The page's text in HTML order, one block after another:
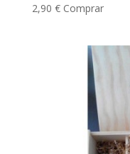
2,90 € Comprar